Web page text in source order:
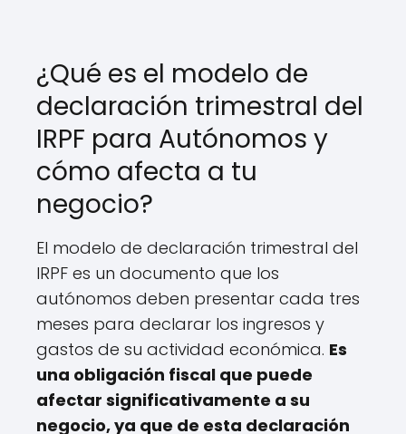
¿Qué es el modelo de
declaración trimestral del
IRPF para Autónomos y
cómo afecta a tu
negocio?
El modelo de declaración trimestral del
IRPF es un documento que los
autónomos deben presentar cada tres
meses para declarar los ingresos y
gastos de su actividad económica. Es
una obligación fiscal que puede
afectar significativamente a su
negocio, ya que de esta declaración